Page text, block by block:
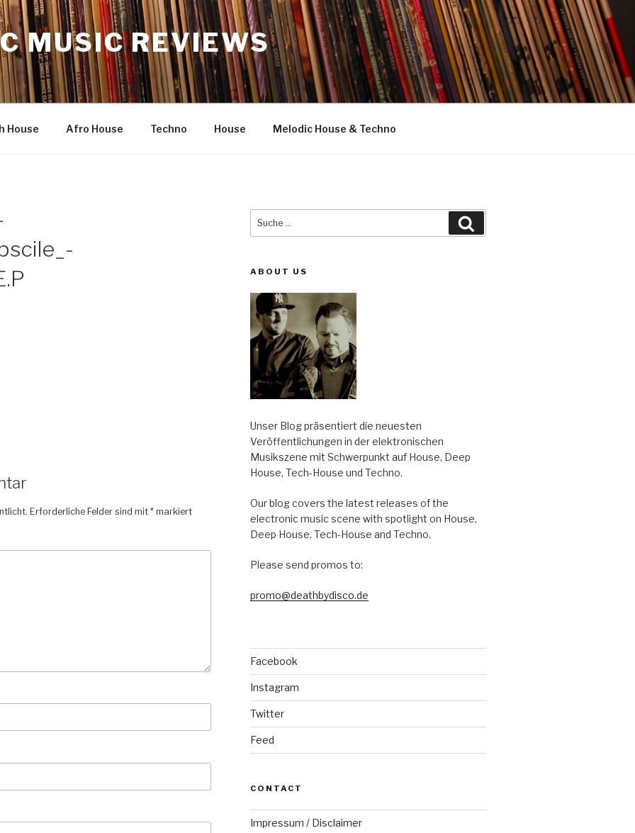
MUSIC REVIEWS
House Afro House Techno House Melodic House & Techno
Erforderliche Felder sind mit* markiert
Suche
ABOUT US
Unser Blog präsentiert die neuesten
Veröffentlichungen in der elektronischen
Musikszene mit Schwerpunkt auf House, Deep
House, Tech-House und Techno.
Our blog covers the latest releases of the
electronic music scene with spotlight on House,
Deep House, Tech-House and Techno.
Please send promos to:
promo@deathbydisco.de
Facebook
Instagram
Twitter
Feed
CONTACT
Impressum / Disclaimer